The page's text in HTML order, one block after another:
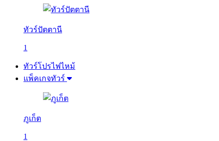
ทัวร์ปัตตานี
1
ทัวร์โปรไฟไหม้
แพ็คเกจทัวร์
ภูเก็ต
1